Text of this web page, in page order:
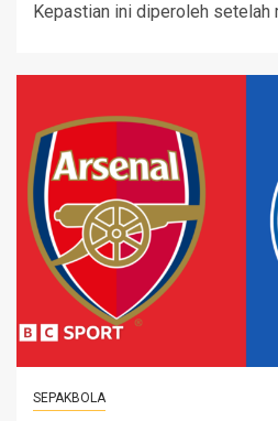
Kepastian ini diperoleh setelah
SEPAKBOLA